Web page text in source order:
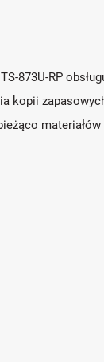
873U-RP